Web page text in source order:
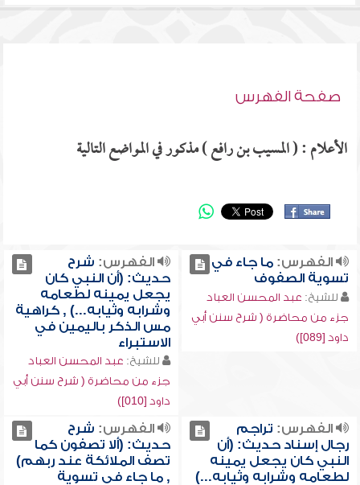
صفحة الفهرس
الأعلام : ( المسيب بن رافع ) مذكور في المواضع التالية
الفهرس:ما جاء في
تسوية الصفوف
للشيخ: عبد المحسن العباد
جزء من محاضرة ( شرح سنن أبي
داود [089])
الفهرس: شرح
حديث: (أن النبي كان
يجعل يمينه لطعامه
وشرابه وثيابه...) , كراهية
مس الذكر باليمين في
الاستبراء
للشيخ: عبد المحسن العباد
جزء من محاضرة ( شرح سنن أبي
داود [010])
الفهرس: تراجم
رجال إسناد حديث: (أن
النبي كان يجعل يمينه
لطعامه وشرابه وثيابه...)
الفهرس: شرح
حديث: (ألا تصفون كما
تصف الملائكة عند ربهم)
, ما جاء في تسوية